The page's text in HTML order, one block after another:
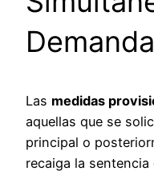
Demanda
Las medidas
aquellas que se
principal o
recaiga la